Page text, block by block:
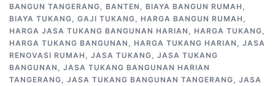
BANGUN TANGERANG, BANTEN , BIAYA BANGUN RUMAH ,
BIAYA TUKANG, GAJI TUKANG, HARGA BANGUN RUMAH ,
HARGA JASA TUKANG BANGUNAN HARIAN , HARGA TUKANG,
HARGA TUKANG BANGUNAN , HARGA TUKANG HARIAN , JASA
RENOVASI RUMAH , JASA TUKANG, JASA TUKANG
BANGUNAN , JASA TUKANG BANGUNAN HARIAN
TANGERANG, JASA TUKANG BANGUNAN TANGERANG, JASA